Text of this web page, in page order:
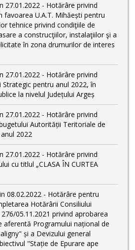
27.01.2022 - Hotărâre privind
favoarea U.A.T. Mihăești pentru
tehnice privind condiţiile de
a construcţiilor, instalaţiilor şi a
în zona drumurilor de interes
27.01.2022 - Hotărâre privind
pentru anul 2022, în
la nivelul Județului Argeș
27.01.2022 - Hotărâre privind
Autorității Teritoriale de
2022
27.01.2022 - Hotărâre privind
cu titlul „CLASA ÎN CURTEA
08.02.2022 - Hotărâre pentru
Hotărârii Consiliului
05.11.2021 privind aprobarea
aferentă Programului național de
și a Devizului general
"Stație de Epurare ape